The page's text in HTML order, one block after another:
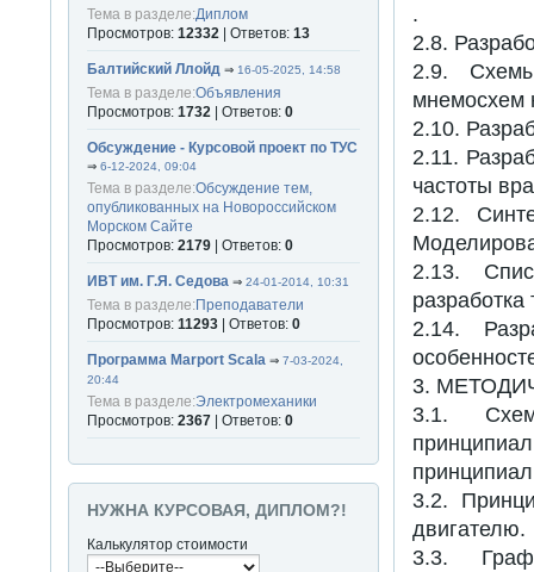
.
2.8.
2.9.
мнемосхем
2.10.
2.11.
частоты
2.12.
2.13.
2.14.
3.
3.1.
3.2.
двигателю.
3.3.
Тема в разделе:Диплом
Просмотров:12332 | Ответов:13
Балтийский Ллойд ⇒16-05-2025, 14:58
Тема в разделе:Объявления
Просмотров:1732 | Ответов:0
Обсуждение - Курсовой проект по ТУС
⇒6-12-2024, 09:04
Тема в разделе:Обсуждение тем,
опубликованных на Новороссийском
Морском Сайте
Просмотров:2179 | Ответов:0
ИВТ им. Г.Я. Седова ⇒24-01-2014, 10:31
Тема в разделе:Преподаватели
Просмотров:11293 | Ответов:0
Программа Marport Scala ⇒7-03-2024,
20:44
Тема в разделе:Электромеханики
Просмотров:2367 | Ответов:0
НУЖНА КУРСОВАЯ, ДИПЛОМ?!
Калькулятор стоимости